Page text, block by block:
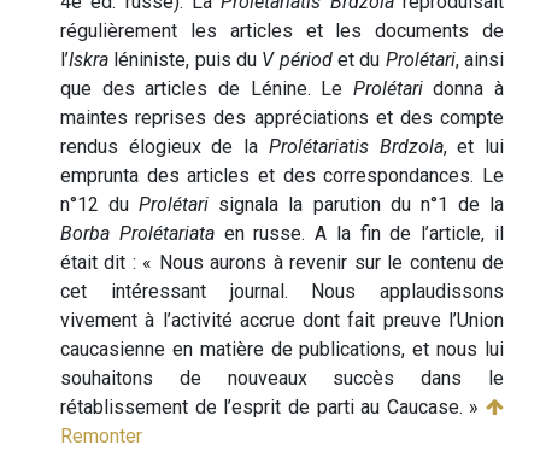
régulièrement les articles et les documents de
l’Iskra léniniste, puis du V périodet du Prolétari, ainsi
que des articles de Lénine. Le Prolétaridonna à
maintes reprises des appréciations et des compte
rendus élogieux de la Prolétariatis Brdzola, et lui
emprunta des articles et des correspondances. Le
n°12 duProlétari signala la parution du n°1 de la
Borba Prolétariataen russe. A la fin de l’article, il
était dit : « Nous aurons à revenir sur le contenu de
cet intéressant journal. Nous applaudissons
vivement à l’activité accrue dont fait preuve l’Union
caucasienne en matière de publications, et nous lui
souhaitons de nouveaux succès dans le
rétablissement de l’esprit de parti au Caucase. »
Remonter